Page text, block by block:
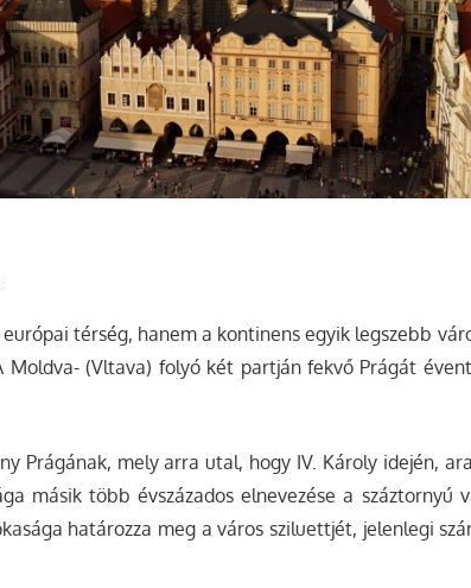
térség, hanem a kontinens egyik legszebb
Moldva- (Vltava) folyó két partján fekvő Prágát
Prágának, mely arra utal, hogy IV. Károly idején,
másik több évszázados elnevezése a száztornyú
határozza meg a város sziluettjét, jelenlegi